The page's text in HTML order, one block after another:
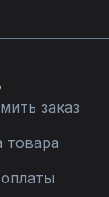
заказ
товара